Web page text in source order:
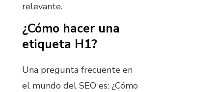
relevante.
¿Cómo hacer una
etiqueta H1?
Una pregunta frecuente en
el mundo del SEO es: ¿Cómo